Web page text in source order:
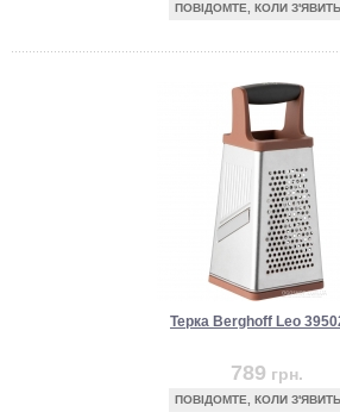
ПОВІДОМТЕ, КОЛИ
Терка Berghoff Leo
789 грн.
ПОВІДОМТЕ, КОЛИ